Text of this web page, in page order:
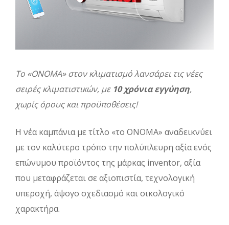
Το «ΟΝΟΜΑ» στον κλιματισμό λανσάρει τις νέες
σειρές κλιματιστικών, με 10 χρόνια εγγύηση,
χωρίς όρους και προϋποθέσεις!
Η νέα καμπάνια με τίτλο «το ΟΝΟΜΑ» αναδεικνύει
με τον καλύτερο τρόπο την πολύπλευρη αξία ενός
επώνυμου προϊόντος της μάρκας inventor, αξία
που μεταφράζεται σε αξιοπιστία, τεχνολογική
υπεροχή, άψογο σχεδιασμό και οικολογικό
χαρακτήρα.